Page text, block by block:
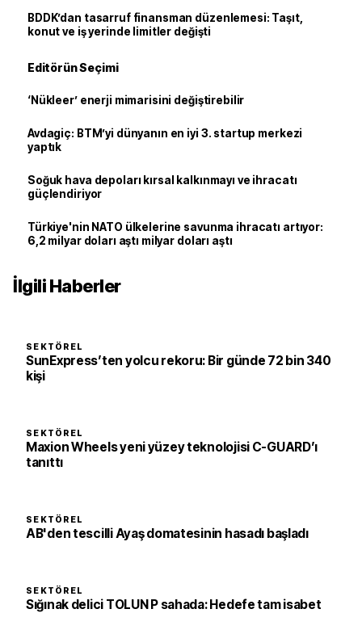
BDDK’dan tasarruf finansman düzenlemesi: Taşıt,
konut ve iş yerinde limitler değişti
Editörün Seçimi
‘Nükleer’ enerji mimarisini değiştirebilir
Avdagiç: BTM’yi dünyanın en iyi 3. startup merkezi
yaptık
Soğuk hava depoları kırsal kalkınmayı ve ihracatı
güçlendiriyor
Türkiye'nin NATO ülkelerine savunma ihracatı artıyor:
6,2 milyar doları aştı milyar doları aştı
İlgili Haberler
SEKTÖREL
SunExpress’ten yolcu rekoru: Bir günde 72 bin 340
kişi
SEKTÖREL
Maxion Wheels yeni yüzey teknolojisi C-GUARD’ı
tanıttı
SEKTÖREL
AB'den tescilli Ayaş domatesinin hasadı başladı
SEKTÖREL
Sığınak delici TOLUN P sahada: Hedefe tam isabet